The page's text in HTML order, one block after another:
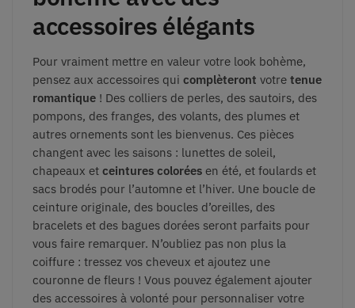
accessoires élégants
Pour vraiment mettre en valeur votre look bohème,
pensez aux accessoires qui complèteront votre tenue
romantique ! Des colliers de perles, des sautoirs, des
pompons, des franges, des volants, des plumes et
autres ornements sont les bienvenus. Ces pièces
changent avec les saisons : lunettes de soleil,
chapeaux et ceintures colorées en été, et foulards et
sacs brodés pour l’automne et l’hiver. Une boucle de
ceinture originale, des boucles d’oreilles, des
bracelets et des bagues dorées seront parfaits pour
vous faire remarquer. N’oubliez pas non plus la
coiffure : tressez vos cheveux et ajoutez une
couronne de fleurs ! Vous pouvez également ajouter
des accessoires à volonté pour personnaliser votre